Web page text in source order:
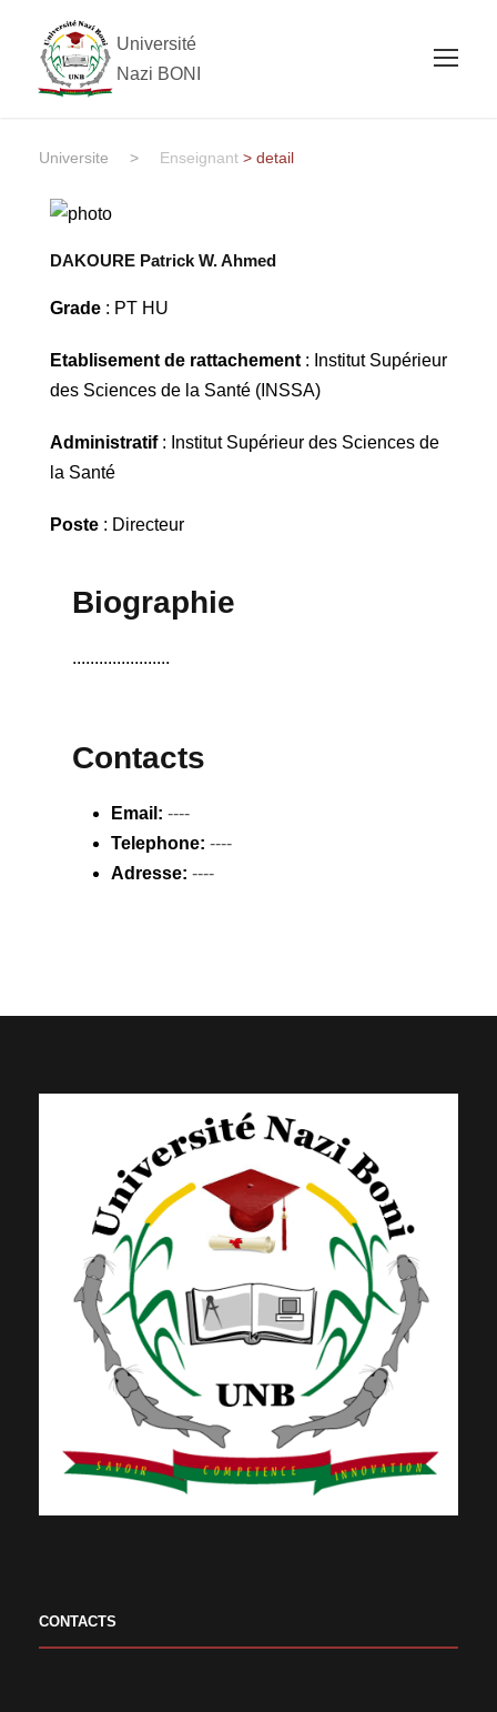
Université
Nazi BONI
Universite > Enseignant > detail
DAKOURE Patrick W. Ahmed
Grade: PT HU
Etablisement de rattachement: Institut Supérieur
des Sciences de la Santé (INSSA)
Administratif : Institut Supérieur des Sciences de
la Santé
Poste: Directeur
Biographie
......................
Contacts
Email: ----
Telephone: ----
Adresse: ----
CONTACTS